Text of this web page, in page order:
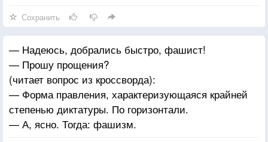
Сохранить
— Надеюсь, добрались быстро, фашист!
— Прошу прощения?
(читает вопрос из кроссворда):
— Форма правления, характеризующаяся крайней
степенью диктатуры. По горизонтали.
— А, ясно. Тогда: фашизм.